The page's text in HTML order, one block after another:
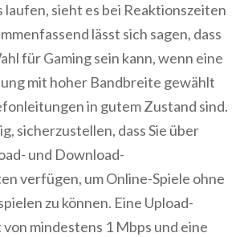
laufen, sieht es bei Reaktionszeiten
lässt sich sagen, dass
für Gaming sein kann, wenn eine
mit hoher Bandbreite gewählt
in gutem Zustand sind.
sicherzustellen, dass Sie über
und Download-
verfügen, um Online-Spiele ohne
zu können. Eine Upload-
mindestens 1 Mbps und eine